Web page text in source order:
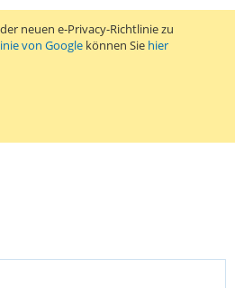
neuen e-Privacy-Richtlinie zu
von Google können Sie hier